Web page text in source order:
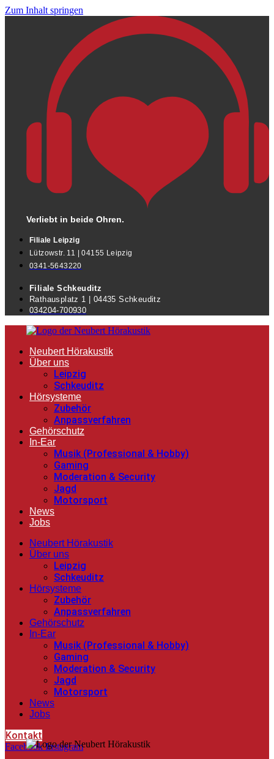
Zum Inhalt springen
Verliebt in beide Ohren.
Filiale Leipzig
Lützowstr. 11 | 04155 Leipzig
0341-5643220
Filiale Schkeuditz
Rathausplatz 1 | 04435 Schkeuditz
034204-700930
Neubert Hörakustik
Über uns
Leipzig
Schkeuditz
Hörsysteme
Zubehör
Anpassverfahren
Gehörschutz
In-Ear
Musik (Professional & Hobby)
Gaming
Moderation & Security
Jagd
Motorsport
News
Jobs
Neubert Hörakustik
Über uns
Leipzig
Schkeuditz
Hörsysteme
Zubehör
Anpassverfahren
Gehörschutz
In-Ear
Musik (Professional & Hobby)
Gaming
Moderation & Security
Jagd
Motorsport
News
Jobs
Kontakt
Facebook Instagram